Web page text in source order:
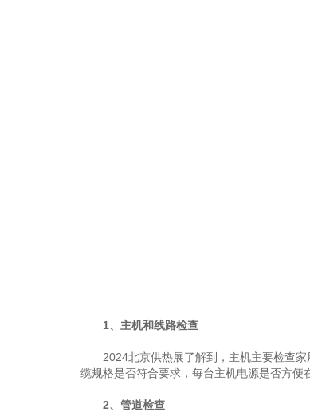
1、主机和线路检查
2024北京供热展了解到，主机主要检查家
缆规格是否符合要求，每台主机电源是否方便
2、管道检查